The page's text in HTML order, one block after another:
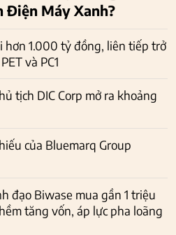
Điện Máy Xanh?
hơn 1.000 tỷ đồng, liên tiếp trở
và PC1
tịch DIC Corp mở ra khoảng
của Bluemarq Group
đạo Biwase mua gần 1 triệu
tăng vốn, áp lực pha loãng